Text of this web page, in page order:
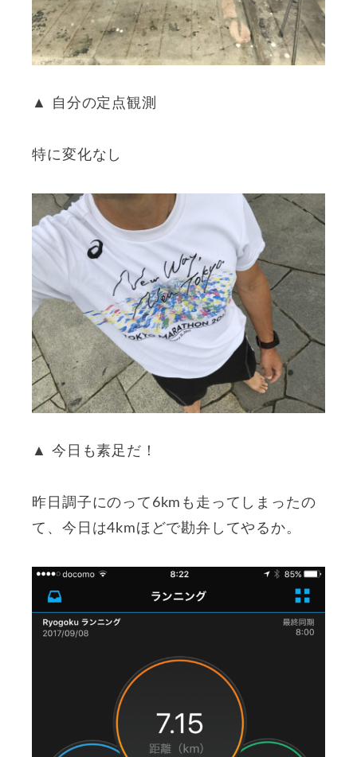
▲ 自分の定点観測
特に変化なし
▲ 今日も素足だ！
昨日調子にのって6kmも走ってしまったの
て、今日は4kmほどで勘弁してやるか。